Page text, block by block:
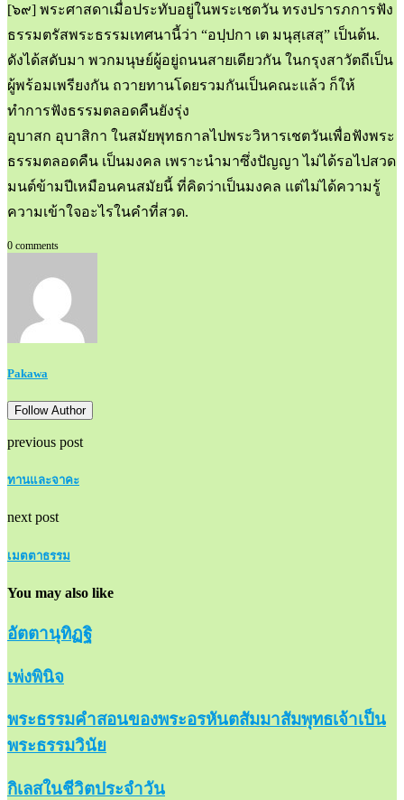
[๖๙] พระศาสดาเมื่อประทับอยู่ในพระเชตวัน ทรงปรารภการฟัง
ธรรมตรัสพระธรรมเทศนานี้ว่า “อปฺปกา เต มนุสฺเสสุ” เป็นต้น.
ดังได้สดับมา พวกมนุษย์ผู้อยู่ถนนสายเดียวกัน ในกรุงสาวัตถีเป็น
ผู้พร้อมเพรียงกัน ถวายทานโดยรวมกันเป็นคณะแล้ว ก็ให้
ทำการฟังธรรมตลอดคืนยังรุ่ง
อุบาสก อุบาสิกา ในสมัยพุทธกาลไปพระวิหารเชตวันเพื่อฟังพระ
ธรรมตลอดคืน เป็นมงคล เพราะนำมาซึ่งปัญญา ไม่ได้รอไปสวด
มนต์ข้ามปีเหมือนคนสมัยนี้ ที่คิดว่าเป็นมงคล แต่ไม่ได้ความรู้
ความเข้าใจอะไรในคำที่สวด.
0 comments
Pakawa
Follow Author
previous post
ทานและจาคะ
next post
เมตตาธรรม
You may also like
อัตตานุทิฏฐิ
เพ่งพินิจ
พระธรรมคำสอนของพระอรหันตสัมมาสัมพุทธเจ้าเป็น
พระธรรมวินัย
กิเลสในชีวิตประจำวัน